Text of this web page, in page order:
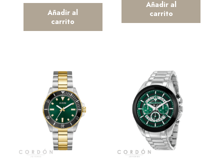
Añadir al
carrito
Añadir al
carrito